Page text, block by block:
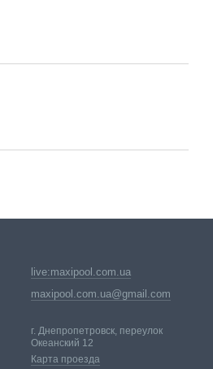
live:maxipool.com.ua
maxipool.com.ua@gmail.com
г. Днепропетровск, переулок
Океанский 12
Карта проезда